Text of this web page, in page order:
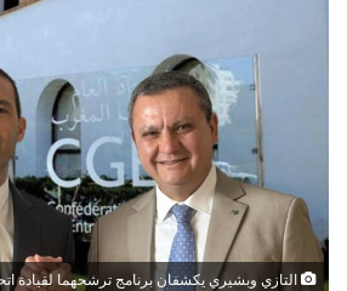
التازي وبشيري يكشفان برنامج ترشحهما لقيادة